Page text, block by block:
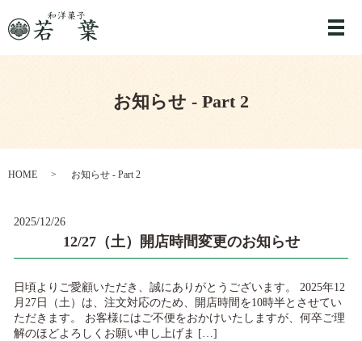
メ
お知らせ - Part 2
HOME お知らせ - Part 2
2025/12/26
12/27（土）開店時間変更のお知らせ
日頃よりご愛顧いただき、誠にありがとうございます。 2025年12
月27日（土）は、注文対応のため、開店時間を10時半とさせてい
ただきます。 お客様にはご不便をおかけいたしますが、何卒ご理
解のほどよろしくお願い申し上げま […]